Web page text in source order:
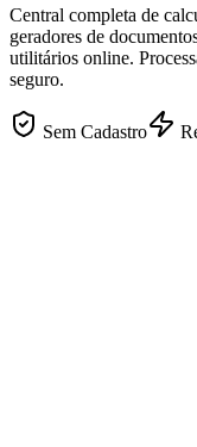
Central completa de
geradores de
utilitários online.
seguro.
Sem Cadastro